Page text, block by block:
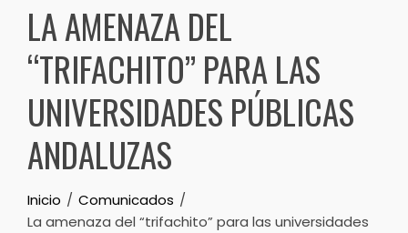
LA AMENAZA DEL
“TRIFACHITO” PARA LAS
UNIVERSIDADES PÚBLICAS
ANDALUZAS
Inicio
Comunicados
La amenaza del “trifachito” para las universidades